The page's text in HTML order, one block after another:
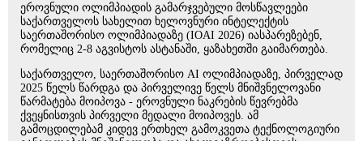
ეროვნული ოლიმპიადის გამარჯვებული მოსწავლეები
საქართველოს სახელით ხელოვნური ინტელექტის
საერთაშორისო ოლიმპიადაზე (IOAI 2026) იასპარეზებენ,
რომელიც 2-8 აგვისტოს ასტანაში, ყაზახეთში გაიმართება.
საქართველო, საერთაშორისო AI ოლიმპიადაზე, პირველად
2025 წელს წარდგა და პირველივე წელს მნიშვნელოვანი
წარმატება მოიპოვა - ეროვნული ნაკრების წევრებმა
ქვეყნისთვის პირველი მედალი მოიპოვეს. ამ
გამოცდილებამ კიდევ ერთხელ გამოკვეთა ტექნოლოგიური